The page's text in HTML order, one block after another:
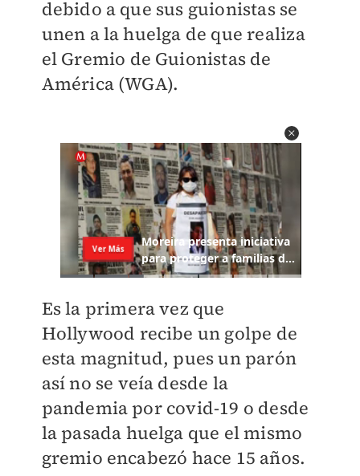
debido a que sus guionistas se
unen a la huelga de que realiza
el Gremio de Guionistas de
América (WGA).
Es la primera vez que
Hollywood recibe un golpe de
esta magnitud, pues un parón
así no se veía desde la
pandemia por covid-19 o desde
la pasada huelga que el mismo
gremio encabezó hace 15 años.